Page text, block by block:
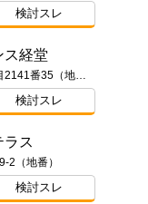
検討スレ
ス経堂
東京都世田谷区宮坂三丁目2141番35（地番）
検討スレ
ラス
2（地番）
検討スレ